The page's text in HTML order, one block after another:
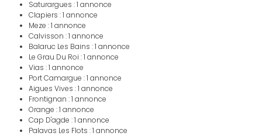
Saturargues : 1 annonce
Clapiers : 1 annonce
Meze : 1 annonce
Calvisson : 1 annonce
Balaruc Les Bains : 1 annonce
Le Grau Du Roi : 1 annonce
Vias : 1 annonce
Port Camargue : 1 annonce
Aigues Vives : 1 annonce
Frontignan : 1 annonce
Orange : 1 annonce
Cap D'agde : 1 annonce
Palavas Les Flots : 1 annonce